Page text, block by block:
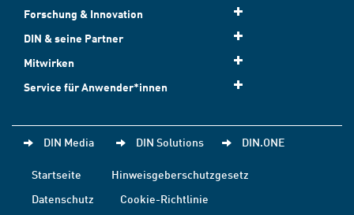
Forschung & Innovation
DIN & seine Partner
Mitwirken
Service für Anwender*innen
DIN Media DIN Solutions DIN.ONE
Startseite
Hinweisgeberschutzgesetz
Datenschutz
Cookie-Richtlinie